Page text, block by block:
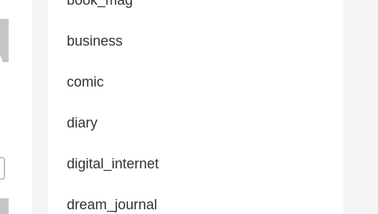
business
comic
diary
digital_internet
dream_journal